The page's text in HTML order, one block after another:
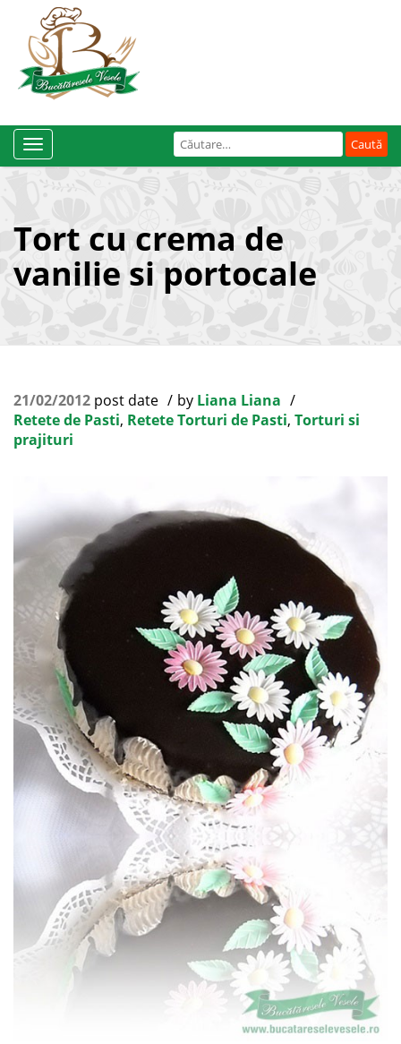
Caută
după:
Toggle
Navigation
Tort cu crema de
vanilie si portocale
21/02/2012 post date by Liana Liana
Retete de Pasti, Retete Torturi de Pasti, Torturi si
prajituri